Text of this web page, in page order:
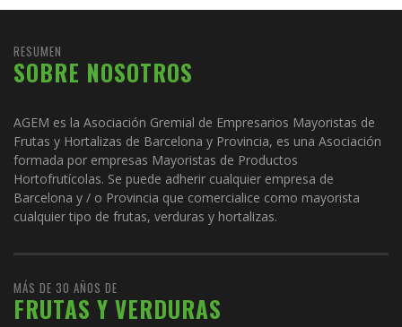
RESUMEN
SOBRE NOSOTROS
AGEM es la Asociación Gremial de Empresarios Mayoristas de
Frutas y Hortalizas de Barcelona y Provincia, es una Asociación
formada por empresas Mayoristas de Productos
Hortofrutícolas. Se puede adherir cualquier empresa de
Barcelona y / o Provincia que comercialice como mayorista
cualquier tipo de frutas, verduras y hortalizas.
MÁS DE 30 AÑOS DE
FRUTAS Y VERDURAS